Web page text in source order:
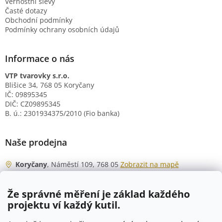
Že správné měření je základ každého
projektu ví každý kutil.
Časté dotazy
Obchodní podmínky
Podmínky ochrany osobních údajů
Informace o nás
VTP tvarovky s.r.o.
Blišice 34, 768 05 Koryčany
IČ: 09895345
DIČ: CZ09895345
B. ú.: 2301934375/2010 (Fio banka)
Naše prodejna
Koryčany, Náměstí 109, 768 05Zobrazit na mapě
Po - Čt
06:00 - 07:00
07:30 - 15:30